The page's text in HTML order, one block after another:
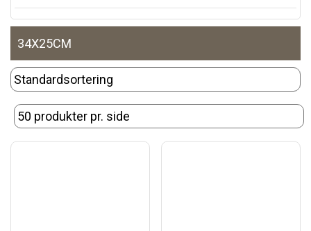
34X25CM